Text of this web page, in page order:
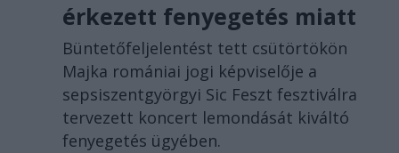
érkezett fenyegetés miatt
Büntetőfeljelentést tett csütörtökön
Majka romániai jogi képviselője a
sepsiszentgyörgyi Sic Feszt fesztiválra
tervezett koncert lemondását kiváltó
fenyegetés ügyében.